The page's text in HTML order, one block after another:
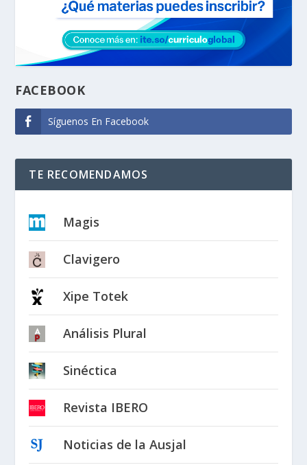
FACEBOOK
Síguenos En Facebook
TE RECOMENDAMOS
Magis
Clavigero
Xipe Totek
Análisis Plural
Sinéctica
Revista IBERO
Noticias de la Ausjal